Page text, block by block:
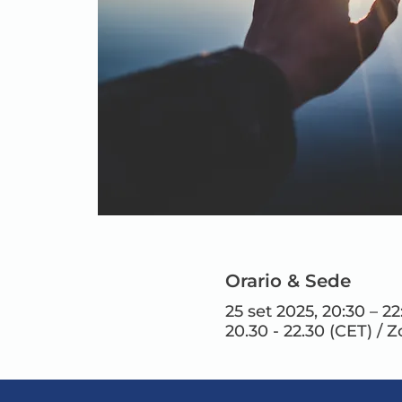
Orario & Sede
25 set 2025, 20:30 –
20.30 - 22.30 (CET) /